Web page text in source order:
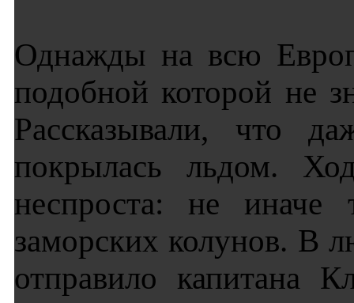
Однажды на всю
подобной которой не
Рассказывали, что
покрылась льдом.
неспроста: не
заморских колунов. В
отправило капитана